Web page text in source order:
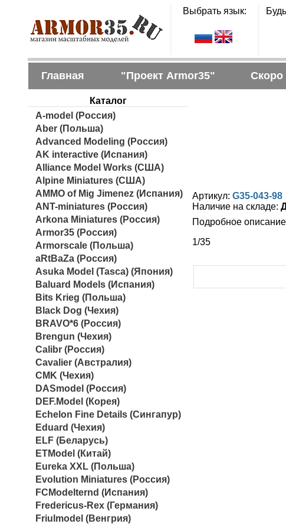
Выбрать язык:
Главная "Проект Armor35" Скоро
Каталог
A-model (Россия)
Aber (Польша)
Advanced Modeling (Россия)
AK interactive (Испания)
Alliance Model Works (США)
Alpine Miniatures (США)
AMMO of Mig Jimenez (Испания)
ANT-miniatures (Россия)
Arkona Miniatures (Россия)
Armor35 (Россия)
Armorscale (Польша)
aRtBaZa (Россия)
Asuka Model (Tasca) (Япония)
Baluard Models (Испания)
Bits Krieg (Польша)
Black Dog (Чехия)
BRAVO*6 (Россия)
Brengun (Чехия)
Calibr (Россия)
Cavalier (Австралия)
CMK (Чехия)
DASmodel (Россия)
DEF.Model (Корея)
Echelon Fine Details (Сингапур)
Eduard (Чехия)
ELF (Беларусь)
ETModel (Китай)
Eureka XXL (Польша)
Evolution Miniatures (Россия)
FCModelternd (Испания)
Fredericus-Rex (Германия)
Friulmodel (Венгрия)
Артикул: G35-043-98
Наличие на складе:
Подробное
1/35